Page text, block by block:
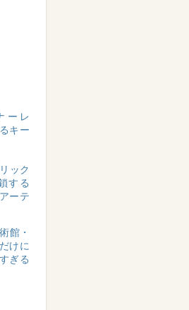
ーレ
キー
ック
する
ーテ
館・
けに
ぎる